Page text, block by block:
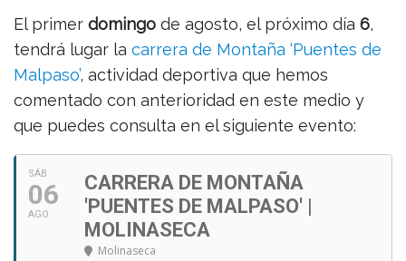
El primer domingo de agosto, el próximo día 6,
tendrá lugar la carrera de Montaña ‘Puentes de
Malpaso’, actividad deportiva que hemos
comentado con anterioridad en este medio y
que puedes consulta en el siguiente evento:
SÁB
06
AGO
CARRERA DE MONTAÑA
'PUENTES DE MALPASO' |
MOLINASECA
Molinaseca